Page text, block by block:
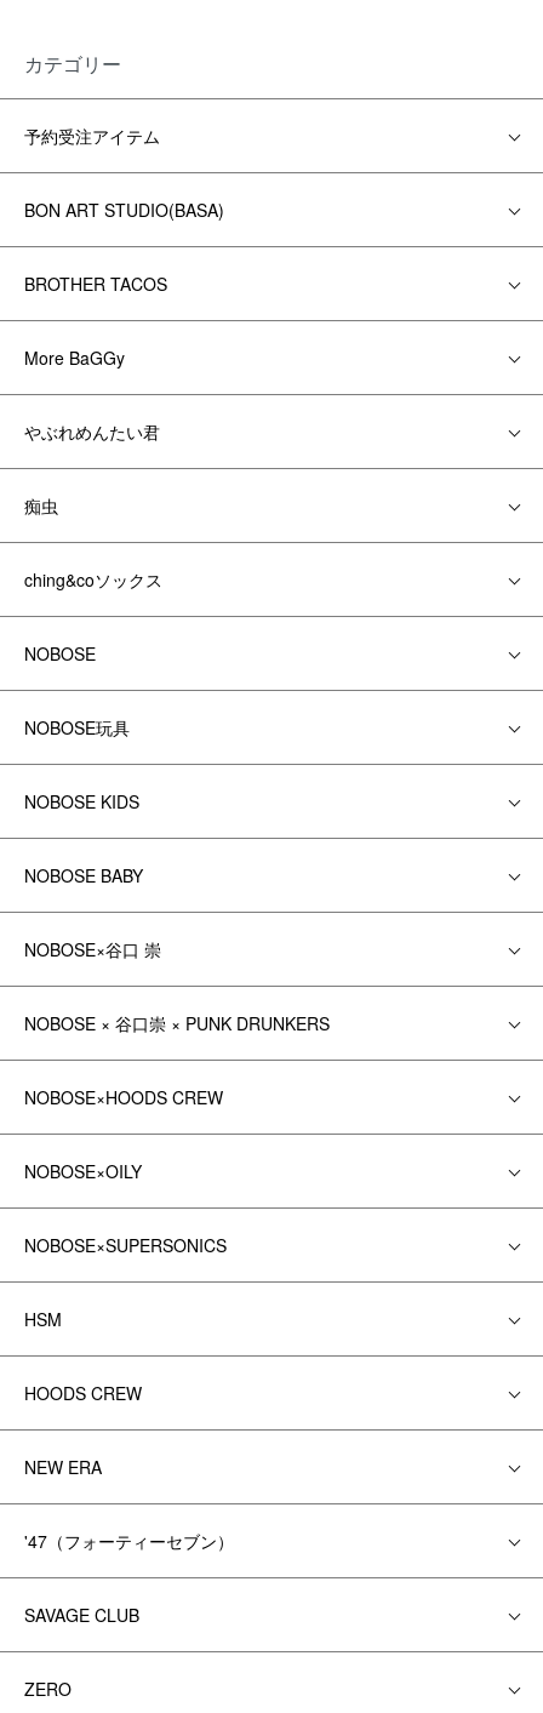
カテゴリー
予約受注アイテム
BON ART STUDIO(BASA)
BROTHER TACOS
More BaGGy
やぶれめんたい君
痴虫
ching&coソックス
NOBOSE
NOBOSE玩具
NOBOSE KIDS
NOBOSE BABY
NOBOSE×谷口 崇
NOBOSE × 谷口崇 × PUNK DRUNKERS
NOBOSE×HOODS CREW
NOBOSE×OILY
NOBOSE×SUPERSONICS
HSM
HOODS CREW
NEW ERA
'47（フォーティーセブン）
SAVAGE CLUB
ZERO